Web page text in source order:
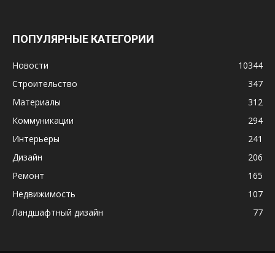
ПОПУЛЯРНЫЕ КАТЕГОРИИ
Новости
10344
Строительство
347
Материалы
312
Коммуникации
294
Интерьеры
241
Дизайн
206
Ремонт
165
Недвижимость
107
Ландшафтный дизайн
77